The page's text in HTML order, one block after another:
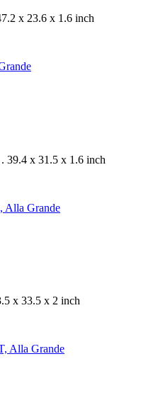
x 23.6 x 1.6 inch
39.4 x 31.5 x 1.6 inch
x 33.5 x 2 inch